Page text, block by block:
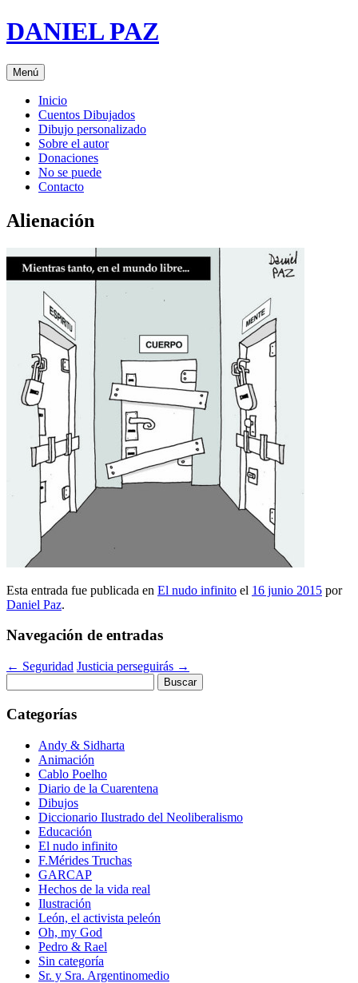
Saltar
al
DANIEL PAZ
Menú
Inicio
Cuentos Dibujados
Dibujo personalizado
Sobre el autor
Donaciones
No se puede
Contacto
Alienación
Esta entrada fue publicada en El nudo infinito el 16 junio 2015 por
Daniel Paz.
Navegación de entradas
← Seguridad Justicia perseguirás →
Categorías
Andy & Sidharta
Animación
Cablo Poelho
Diario de la Cuarentena
Dibujos
Diccionario Ilustrado del Neoliberalismo
Educación
El nudo infinito
F.Mérides Truchas
GARCAP
Hechos de la vida real
Ilustración
León, el activista peleón
Oh, my God
Pedro & Rael
Sin categoría
Sr. y Sra. Argentinomedio